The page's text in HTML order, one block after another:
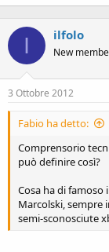
I ilfolo
New
3 Ottobre 2012
Fabio ha detto:
Comprensorio
può definire così?
Cosa ha di famoso
Marcolski, sempre
semi-sconosciute